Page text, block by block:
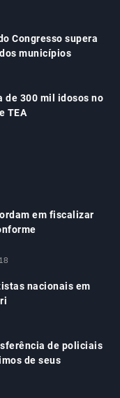
Congresso supera
municípios
de 300 mil idosos no
TEA
em fiscalizar
nacionais em
de policiais
de seus